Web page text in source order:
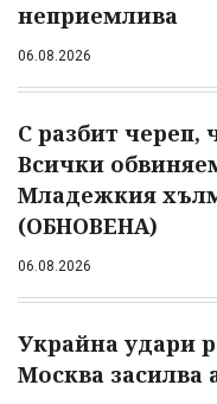
неприемлива
06.08.2026
С разбит череп,
Всички
Младежкия
(ОБНОВЕНА)
06.08.2026
Украйна удари
Москва засилва